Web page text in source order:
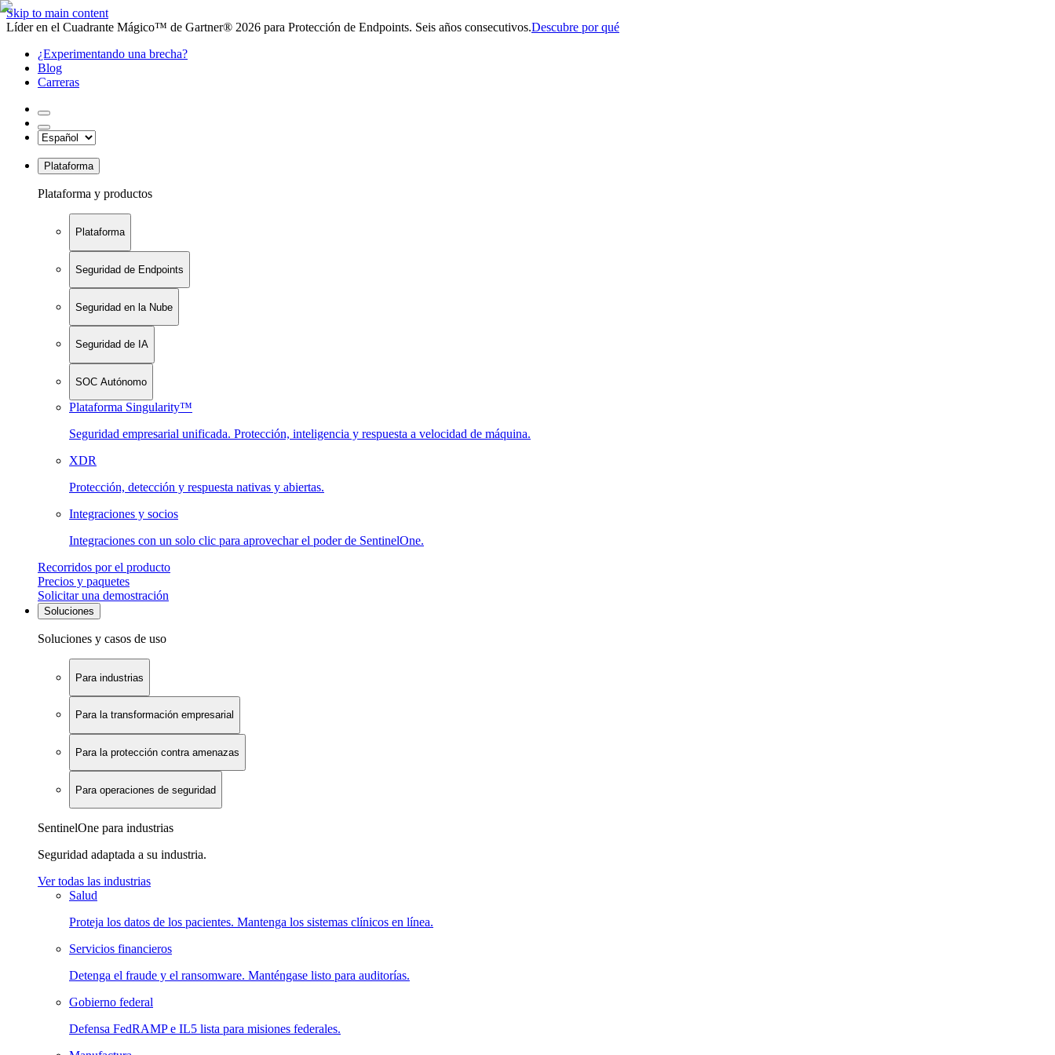
Skip to main content
Líder en el Cuadrante Mágico™ de Gartner® 2026 para Protección de Endpoints. Seis años consecutivos.Descubre por qué
¿Experimentando una brecha?
Blog
Carreras
Plataforma
Plataforma y productos
Plataforma
Seguridad de Endpoints
Seguridad en la Nube
Seguridad de IA
SOC Autónomo
Plataforma Singularity™
Seguridad empresarial unificada. Protección, inteligencia y respuesta a velocidad de máquina.
XDR
Protección, detección y respuesta nativas y abiertas.
Integraciones y socios
Integraciones con un solo clic para aprovechar el poder de SentinelOne.
Recorridos por el producto
Precios y paquetes
Solicitar una demostración
Soluciones
Soluciones y casos de uso
Para industrias
Para la transformación empresarial
Para la protección contra amenazas
Para operaciones de seguridad
SentinelOne para industrias
Seguridad adaptada a su industria.
Ver todas las industrias
Salud
Proteja los datos de los pacientes. Mantenga los sistemas clínicos en línea.
Servicios financieros
Detenga el fraude y el ransomware. Manténgase listo para auditorías.
Gobierno federal
Defensa FedRAMP e IL5 lista para misiones federales.